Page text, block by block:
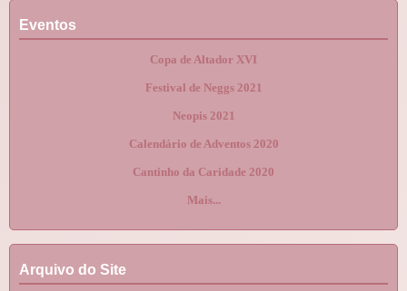
Eventos
Copa de Altador XVI
Festival de Neggs 2021
Neopis 2021
Calendário de Adventos 2020
Cantinho da Caridade 2020
Mais...
Arquivo do Site